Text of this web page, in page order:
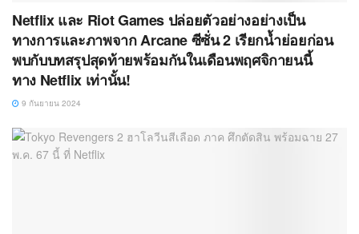
Netflix และ Riot Games ปล่อยตัวอย่างอย่างเป็น
ทางการและภาพจาก Arcane ซีซั่น 2 เรียกน้ำย่อยก่อน
พบกับบทสรุปสุดท้ายพร้อมกันในเดือนพฤศจิกายนนี้
ทาง Netflix เท่านั้น!
9 กันยายน 2024